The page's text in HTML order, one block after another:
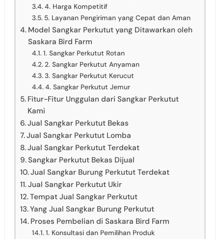
4. Harga Kompetitif
5. Layanan Pengiriman yang Cepat dan Aman
Model Sangkar Perkutut yang Ditawarkan oleh
Saskara Bird Farm
1. Sangkar Perkutut Rotan
2. Sangkar Perkutut Anyaman
3. Sangkar Perkutut Kerucut
4. Sangkar Perkutut Jemur
Fitur-Fitur Unggulan dari Sangkar Perkutut
Kami
Jual Sangkar Perkutut Bekas
Jual Sangkar Perkutut Lomba
Jual Sangkar Perkutut Terdekat
Sangkar Perkutut Bekas Dijual
Jual Sangkar Burung Perkutut Terdekat
Jual Sangkar Perkutut Ukir
Tempat Jual Sangkar Perkutut
Yang Jual Sangkar Burung Perkutut
Proses Pembelian di Saskara Bird Farm
1. Konsultasi dan Pemilihan Produk